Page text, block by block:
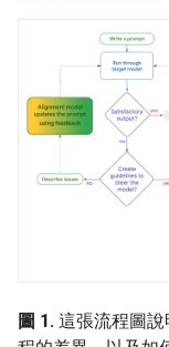
圖 1. 這張流程圖